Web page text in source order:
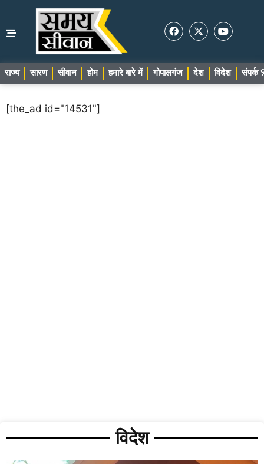
राज्य सारण सीवान होम हमारे बारे में गोपालगंज देश विदेश संपर्क
[the_ad id="14531"]
विदेश